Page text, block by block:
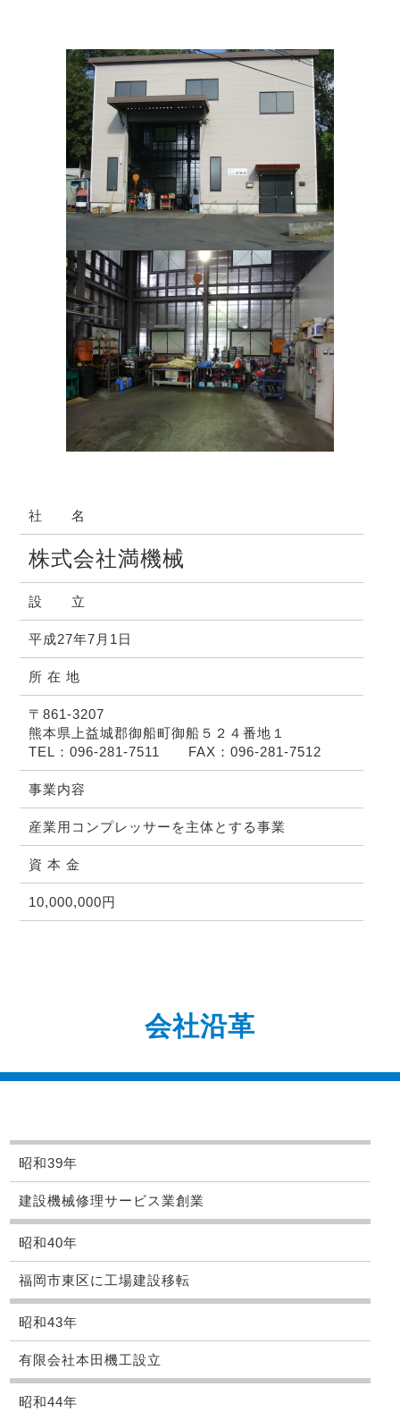
社 名
株式会社満機械
設 立
平成27年7月1日
所 在 地
〒861-3207
熊本県上益城郡御船町御船５２４番地１
TEL：096-281-7511 FAX：096-281-7512
事業内容
産業用コンプレッサーを主体とする事業
資 本 金
10,000,000円
会社沿革
昭和39年
建設機械修理サービス業創業
昭和40年
福岡市東区に工場建設移転
昭和43年
有限会社本田機工設立
昭和44年